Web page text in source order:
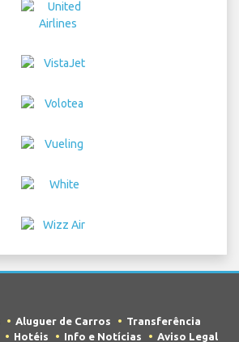
Aluguer de Carros
Transferência
Hotéis Info e Notícias Aviso Legal